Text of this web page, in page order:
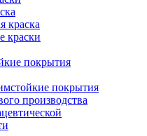
краска
краски
покрытия
покрытия
производства